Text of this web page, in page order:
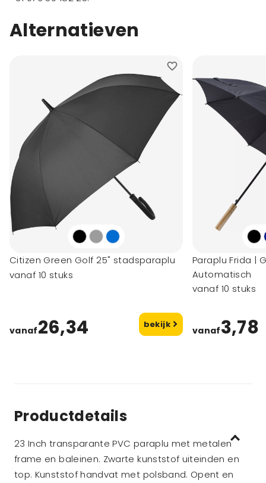
Alternatieven
Citizen Green Golf 25" stadsparaplu
vanaf 10 stuks
vanaf26,34 bekijk
Paraplu Frida |
Automatisch
vanaf 10 stuks
vanaf3,78
Productdetails
23 Inch transparante PVC paraplu met metalen
frame en baleinen. Zwarte kunststof uiteinden en
top. Kunststof handvat met polsband. Opent en